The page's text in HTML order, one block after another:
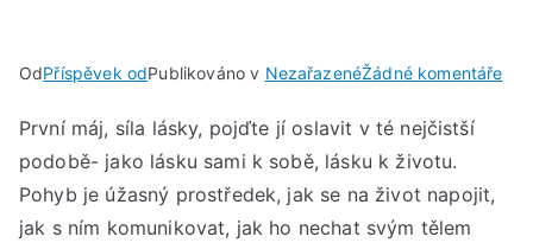
OdPříspěvek odPublikováno v NezařazenéŽádné komentářeu
První máj, síla lásky, pojďte jí oslavit v té nejčistší
podobě- jako lásku sami k sobě, lásku k životu.
Pohyb je úžasný prostředek, jak se na život napojit,
jak s ním komunikovat, jak ho nechat svým tělem